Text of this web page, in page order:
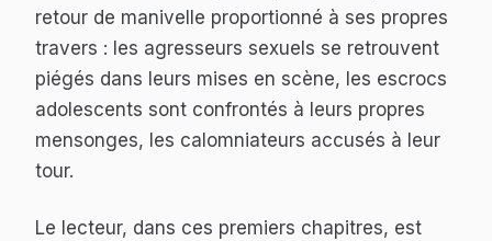
retour de manivelle proportionné à ses propres
travers : les agresseurs sexuels se retrouvent
piégés dans leurs mises en scène, les escrocs
adolescents sont confrontés à leurs propres
mensonges, les calomniateurs accusés à leur
tour.
Le lecteur, dans ces premiers chapitres, est